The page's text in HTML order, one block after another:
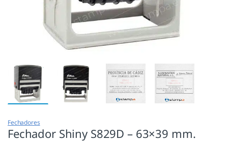
Fechadores
Fechador Shiny S829D – 63×39 mm.